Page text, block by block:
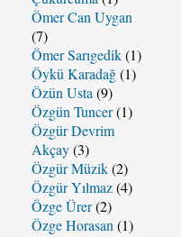
Ömer Can Uygan
(7)
Ömer Sarıgedik(1)
Öykü Karadağ(1)
Özün Usta (9)
Özgün Tuncer(1)
Özgür Devrim
Akçay(3)
Özgür Müzik(2)
Özgür Yılmaz(4)
Özge Ürer(2)
Özge Horasan (1)